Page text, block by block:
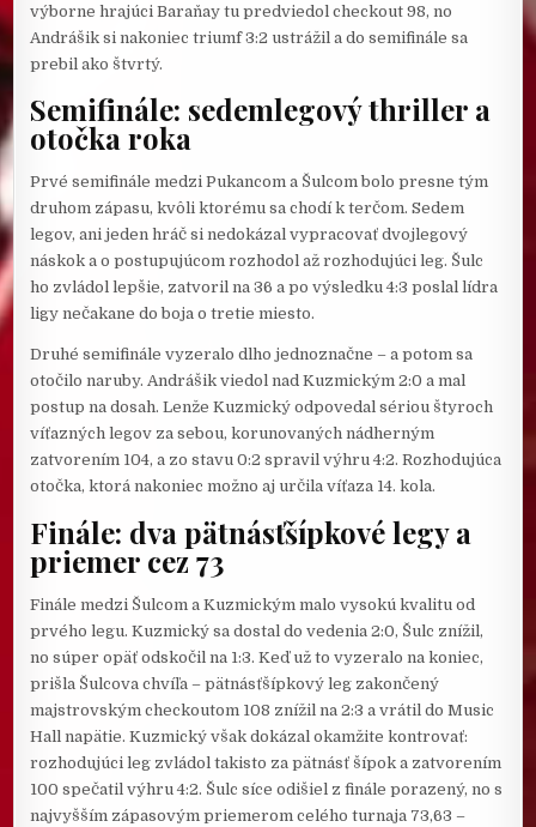
výborne hrajúci Baraňay tu predviedol checkout 98, no
Andrášik si nakoniec triumf 3:2 ustrážil a do semifinále sa
prebil ako štvrtý.
Semifinále: sedemlegový thriller a
otočka roka
Prvé semifinále medzi Pukancom a Šulcom bolo presne tým
druhom zápasu, kvôli ktorému sa chodí k terčom. Sedem
legov, ani jeden hráč si nedokázal vypracovať dvojlegový
náskok a o postupujúcom rozhodol až rozhodujúci leg. Šulc
ho zvládol lepšie, zatvoril na 36 a po výsledku 4:3 poslal lídra
ligy nečakane do boja o tretie miesto.
Druhé semifinále vyzeralo dlho jednoznačne – a potom sa
otočilo naruby. Andrášik viedol nad Kuzmickým 2:0 a mal
postup na dosah. Lenže Kuzmický odpovedal sériou štyroch
víťazných legov za sebou, korunovaných nádherným
zatvorením 104, a zo stavu 0:2 spravil výhru 4:2. Rozhodujúca
otočka, ktorá nakoniec možno aj určila víťaza 14. kola.
Finále: dva pätnásťšípkové legy a
priemer cez 73
Finále medzi Šulcom a Kuzmickým malo vysokú kvalitu od
prvého legu. Kuzmický sa dostal do vedenia 2:0, Šulc znížil,
no súper opäť odskočil na 1:3. Keď už to vyzeralo na koniec,
prišla Šulcova chvíľa – pätnásťšípkový leg zakončený
majstrovským checkoutom 108 znížil na 2:3 a vrátil do Music
Hall napätie. Kuzmický však dokázal okamžite kontrovať:
rozhodujúci leg zvládol takisto za pätnásť šípok a zatvorením
100 spečatil výhru 4:2. Šulc síce odišiel z finále porazený, no s
najvyšším zápasovým priemerom celého turnaja 73,63 –